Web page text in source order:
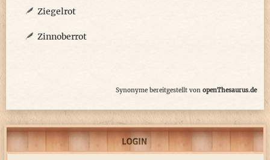
Ziegelrot
Zinnoberrot
Synonyme bereitgestellt von openThesaurus.de